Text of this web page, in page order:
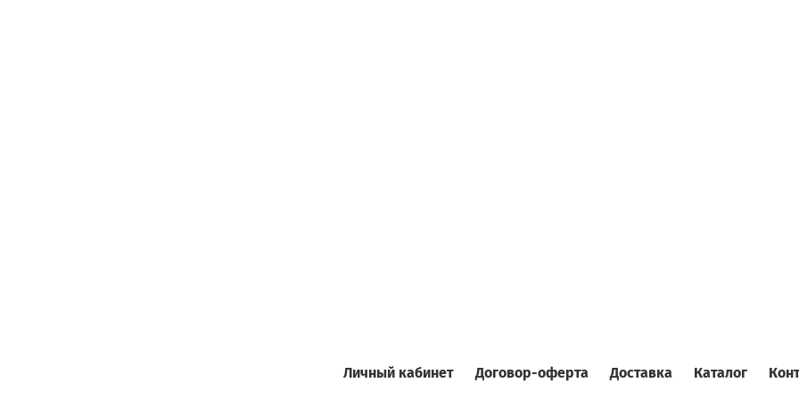
Личный кабинет Договор-оферта Доставка Каталог